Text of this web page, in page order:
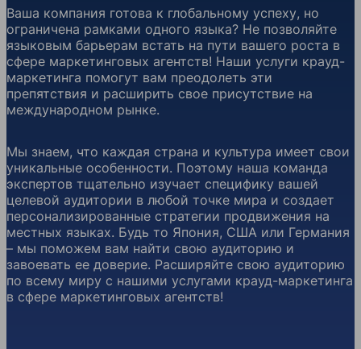
Ваша компания готова к глобальному успеху, но
ограничена рамками одного языка? Не позволяйте
языковым барьерам встать на пути вашего роста в
сфере маркетинговых агентств! Наши услуги крауд-
маркетинга помогут вам преодолеть эти
препятствия и расширить свое присутствие на
международном рынке.
Мы знаем, что каждая страна и культура имеет свои
уникальные особенности. Поэтому наша команда
экспертов тщательно изучает специфику вашей
целевой аудитории в любой точке мира и создает
персонализированные стратегии продвижения на
местных языках. Будь то Япония, США или Германия
– мы поможем вам найти свою аудиторию и
завоевать ее доверие. Расширяйте свою аудиторию
по всему миру с нашими услугами крауд-маркетинга
в сфере маркетинговых агентств!